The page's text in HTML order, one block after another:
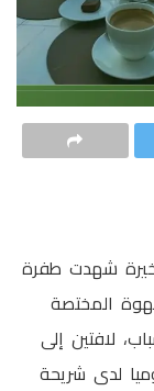
شهدت طفرة
المختصة
لافتين إلى
لدى شريحة